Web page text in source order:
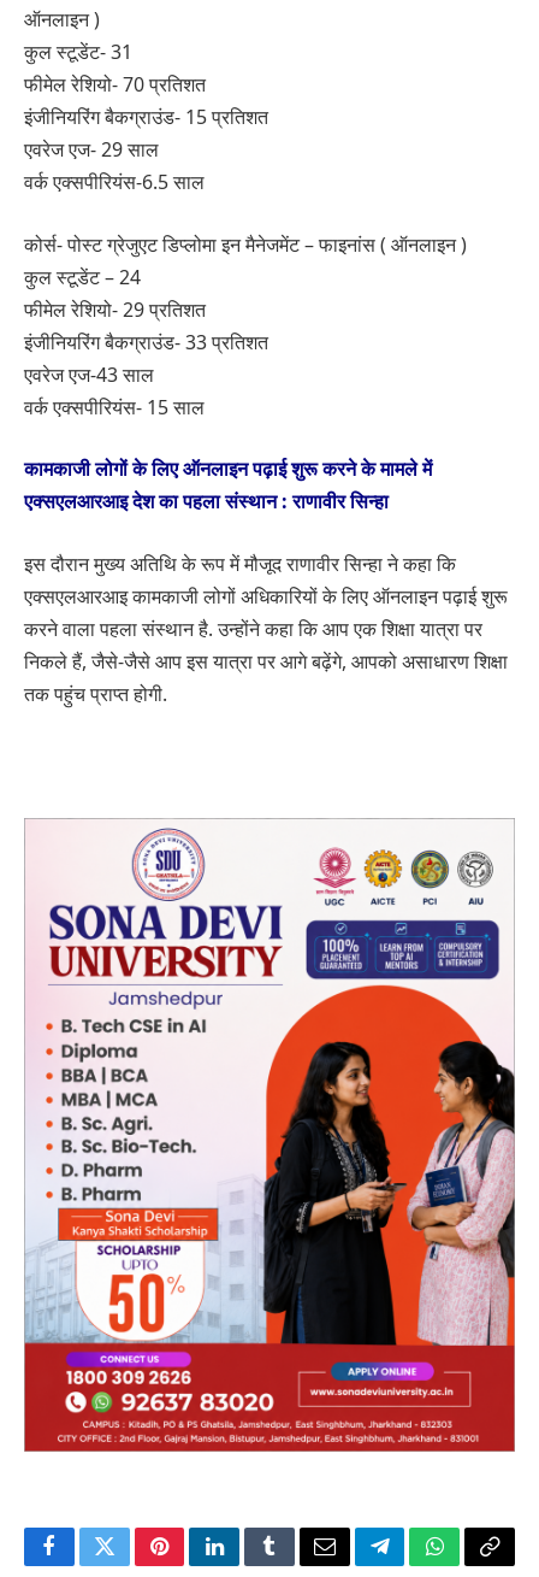
ऑनलाइन )
कुल स्टूडेंट- 31
फीमेल रेशियो- 70 प्रतिशत
इंजीनियरिंग बैकग्राउंड- 15 प्रतिशत
एवरेज एज- 29 साल
वर्क एक्सपीरियंस-6.5 साल
कोर्स- पोस्ट ग्रेजुएट डिप्लोमा इन मैनेजमेंट – फाइनांस ( ऑनलाइन )
कुल स्टूडेंट – 24
फीमेल रेशियो- 29 प्रतिशत
इंजीनियरिंग बैकग्राउंड- 33 प्रतिशत
एवरेज एज-43 साल
वर्क एक्सपीरियंस- 15 साल
कामकाजी लोगों के लिए ऑनलाइन पढ़ाई शुरू करने के मामले में
एक्सएलआरआइ देश का पहला संस्थान : राणावीर सिन्हा
इस दौरान मुख्य अतिथि के रूप में मौजूद राणावीर सिन्हा ने कहा कि
एक्सएलआरआइ कामकाजी लोगों अधिकारियों के लिए ऑनलाइन पढ़ाई शुरू
करने वाला पहला संस्थान है. उन्होंने कहा कि आप एक शिक्षा यात्रा पर
निकले हैं, जैसे-जैसे आप इस यात्रा पर आगे बढ़ेंगे, आपको असाधारण शिक्षा
तक पहुंच प्राप्त होगी.
FacebookTwitterPinterestLinkedInTumblrEmailTelegramWhatsApp
Copy